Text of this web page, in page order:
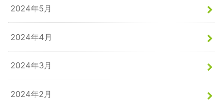
2024年5月
2024年4月
2024年3月
2024年2月